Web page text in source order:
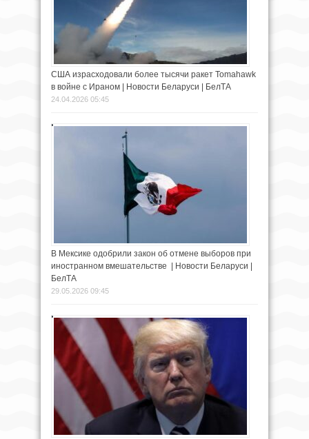
США израсходовали более тысячи ракет Tomahawk
в войне с Ираном | Новости Беларуси | БелТА
24.04.2026 05:45
В Мексике одобрили закон об отмене выборов при
иностранном вмешательстве | Новости Беларуси |
БелТА
29.05.2026 09:45